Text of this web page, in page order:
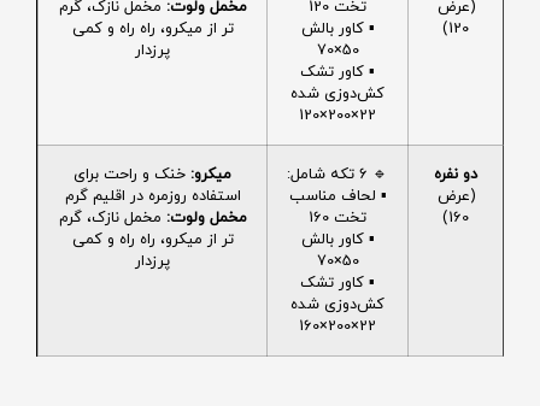
(عرض
120)
تخت 120
▪️ کاور بالش
50×70
▪️ کاور تشک
کش‌دوزی شده
22×200×120
مخمل ولوت: مخمل نازک، گرم
تر از میکرو، راه راه و کمی
پرزدار
دو نفره
(عرض
160)
🔹 6 تکه شامل:
▪️ لحاف مناسب
تخت 160
▪️ کاور بالش
50×70
▪️ کاور تشک
کش‌دوزی شده
22×200×160
میکرو: خنک و راحت برای
استفاده روزمره در اقلیم گرم
مخمل ولوت: مخمل نازک، گرم
تر از میکرو، راه راه و کمی
پرزدار